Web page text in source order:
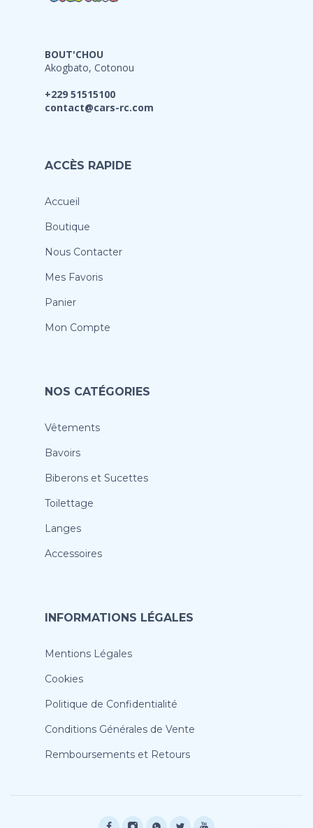
BOUT'CHOU
Akogbato, Cotonou
+229 51515100
contact@cars-rc.com
ACCÈS RAPIDE
Accueil
Boutique
Nous Contacter
Mes Favoris
Panier
Mon Compte
NOS CATÉGORIES
Vêtements
Bavoirs
Biberons et Sucettes
Toilettage
Langes
Accessoires
INFORMATIONS LÉGALES
Mentions Légales
Cookies
Politique de Confidentialité
Conditions Générales de Vente
Remboursements et Retours